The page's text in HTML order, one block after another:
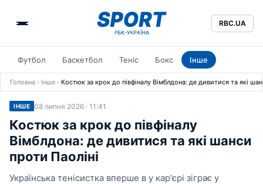
RBC.UA
Футбол Баскетбол Теніс Бокс Інше
Головна › Інше › Костюк за крок до півфіналу Вімблдона: де дивитися та які
ІНШЕ 08 липня 2026 · 11:41
Костюк за крок до півфіналу
Вімблдона: де дивитися та які шанси
проти Паоліні
Українська тенісистка вперше в у кар'єрі зіграє у